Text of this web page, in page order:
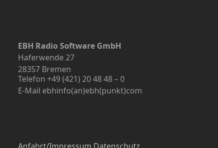
EBH Radio Software GmbH
Haferwende 27
28357 Bremen
Telefon +49 (421) 20 48 48 – 0
E-Mail ebhinfo(an)ebh(punkt)com